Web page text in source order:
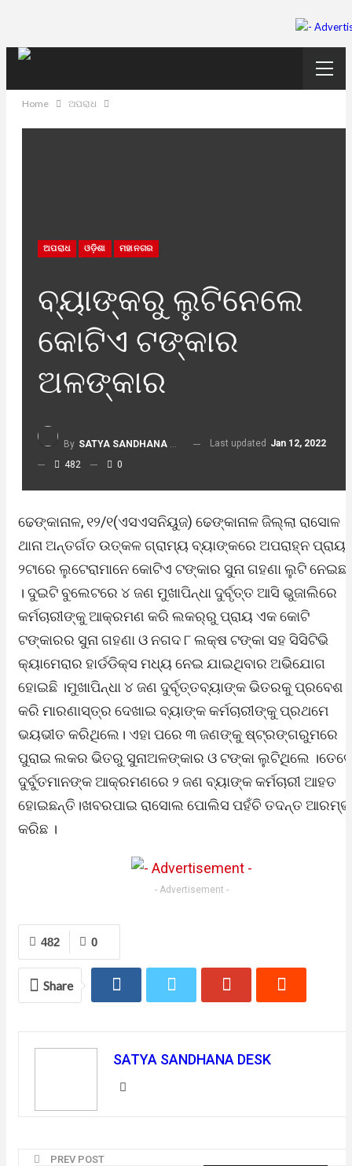
Home ଅପରାଧ
ଅପରାଧ ଓଡ଼ିଶା ମହାନଗର
ବ୍ୟାଙ୍କରୁ ଲୁଟିନେଲେ
କୋଟିଏ ଟଙ୍କାର
ଅଳଙ୍କାର
By SATYA SANDHANA DESK Last updated Jan 12, 2022
482
0
ଢେଙ୍କାନାଳ, ୧୨/୧(ଏସଏସନିୟୁଜ) ଢେଙ୍କାନାଳ ଜିଲ୍ଲା ରାସୋଳ
ଥାନା ଅନ୍ତର୍ଗତ ଉତ୍କଳ ଗ୍ରାମ୍ୟ ବ୍ୟାଙ୍କରେ ଅପରାହ୍ନ ପ୍ରାୟ
୨ଟାରେ ଲୁଟେରାମାନେ କୋଟିଏ ଟଙ୍କାର ସୁନା ଗହଣା ଲୁଟି
। ଦୁଇଟି ବୁଲେଟରେ ୪ ଜଣ ମୁଖାପିନ୍ଧା ଦୁର୍ବୃତ୍ତ ଆସି ଭୁଜାଲିରେ
କର୍ମଚାରୀଙ୍କୁ ଆକ୍ରମଣ କରି ଲକର୍‌ରୁ ପ୍ରାୟ ଏକ କୋଟି
ଟଙ୍କାରର ସୁନା ଗହଣା ଓ ନଗଦ ୮ ଲକ୍ଷ ଟଙ୍କା ସହ ସିସିଟିଭି
କ୍ୟାମେରାର ହାର୍ଡଡିକ୍ସ ମଧ୍ୟ ନେଇ ଯାଇଥିବାର ଅଭିଯୋଗ
ହୋଇଛି ।ମୁଖାପିନ୍ଧା ୪ ଜଣ ଦୁର୍ବୃତ୍ତବ୍ୟାଙ୍କ ଭିତରକୁ ପ୍ରବେଶ
କରି ମାରଣାସ୍ତ୍ର ଦେଖାଇ ବ୍ୟାଙ୍କ କର୍ମଚାରୀଙ୍କୁ ପ୍ରଥମେ
ଭୟଭୀତ କରିଥିଲେ। ଏହା ପରେ ୩ ଜଣଙ୍କୁ ଷ୍ଟ୍ରଙ୍ଗରୁମରେ
ପୁରାଇ ଲକର ଭିତରୁ ସୁନାଅଳଙ୍କାର ଓ ଟଙ୍କା ଲୁଟିଥିଲେ ।ତେବେ
ଦୁର୍ବୁତମାନଙ୍କ ଆକ୍ରମଣରେ ୨ ଜଣ ବ୍ୟାଙ୍କ କର୍ମଚାରୀ ଆହତ
ହୋଇଛନ୍ତି।ଖବରପାଇ ରାସୋଲ ପୋଲିସ ପହଁଚି ତଦନ୍ତ ଆରମ୍ଭ
କରିଛ ।
- Advertisement -
0
482
Share
SATYA SANDHANA DESK
PREV POST